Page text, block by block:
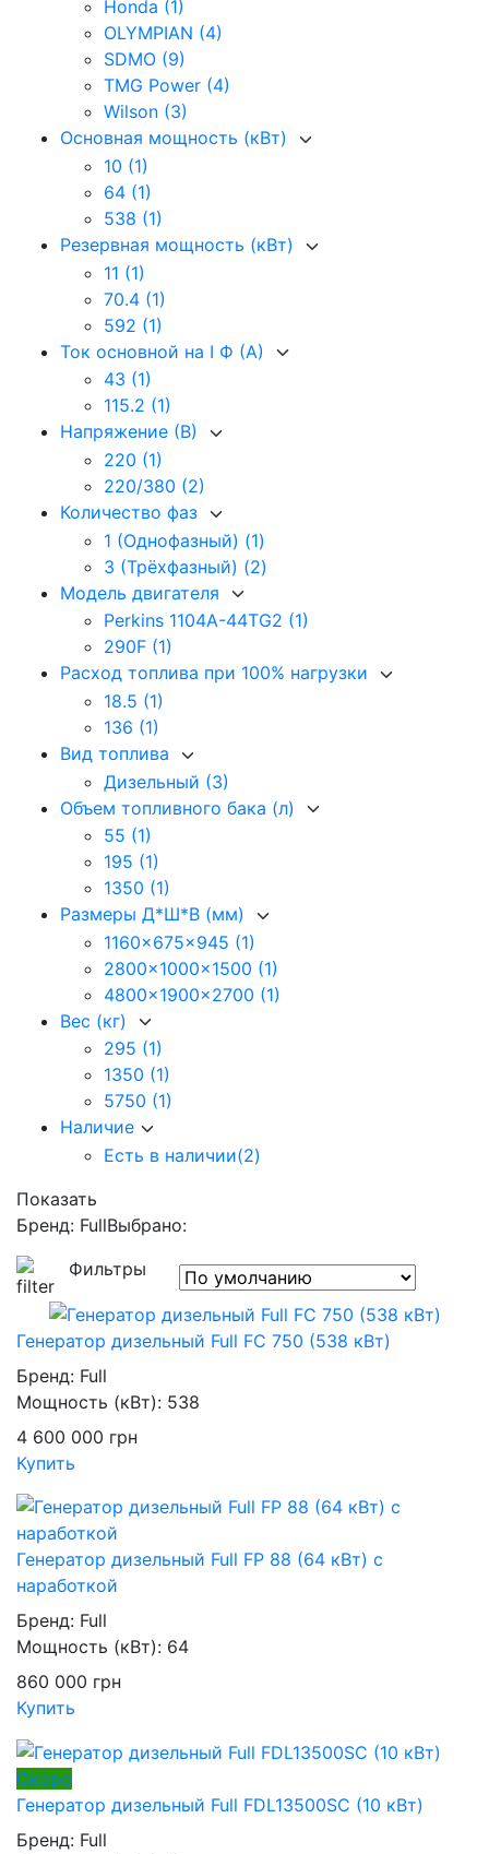
Honda (1)
OLYMPIAN (4)
SDMO (9)
TMG Power (4)
Wilson (3)
Основная мощность (кВт)
10 (1)
64 (1)
538 (1)
Резервная мощность (кВт)
11 (1)
70.4 (1)
592 (1)
Ток основной на I Ф (А)
43 (1)
115.2 (1)
Напряжение (В)
220 (1)
220/380 (2)
Количество фаз
1 (Однофазный) (1)
3 (Трёхфазный) (2)
Модель двигателя
Perkins 1104A-44TG2 (1)
290F (1)
Расход топлива при 100% нагрузки
18.5 (1)
136 (1)
Вид топлива
Дизельный (3)
Объем топливного бака (л)
55 (1)
195 (1)
1350 (1)
Размеры Д*Ш*В (мм)
1160x675x945 (1)
2800x1000x1500 (1)
4800x1900x2700 (1)
Вес (кг)
295 (1)
1350 (1)
5750 (1)
Наличие
Есть в наличии(2)
Показать
Бренд: FullВыбрано:
Фильтры
Генератор дизельный Full FC 750 (538 кВт)
Бренд: Full
Мощность (кВт): 538
4 600 000 грн
Купить
Генератор дизельный Full FP 88 (64 кВт) с
наработкой
Бренд: Full
Мощность (кВт): 64
860 000 грн
Купить
Скоро
Генератор дизельный Full FDL13500SC (10 кВт)
Бренд: Full